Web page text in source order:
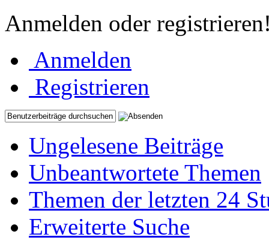
Anmelden oder
Anmelden
Registrieren
Ungelesene Beiträge
Unbeantwortete Themen
Themen der letzten 24
Erweiterte Suche